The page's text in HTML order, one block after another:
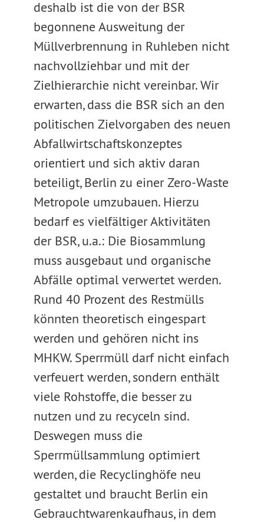
deshalb ist die von der BSR
begonnene Ausweitung der
Müllverbrennung in Ruhleben nicht
nachvollziehbar und mit der
Zielhierarchie nicht vereinbar. Wir
erwarten, dass die BSR sich an den
politischen Zielvorgaben des neuen
Abfallwirtschaftskonzeptes
orientiert und sich aktiv daran
beteiligt, Berlin zu einer Zero-Waste
Metropole umzubauen. Hierzu
bedarf es vielfältiger Aktivitäten
der BSR, u.a.: Die Biosammlung
muss ausgebaut und organische
Abfälle optimal verwertet werden.
Rund 40 Prozent des Restmülls
könnten theoretisch eingespart
werden und gehören nicht ins
MHKW. Sperrmüll darf nicht einfach
verfeuert werden, sondern enthält
viele Rohstoffe, die besser zu
nutzen und zu recyceln sind.
Deswegen muss die
Sperrmüllsammlung optimiert
werden, die Recyclinghöfe neu
gestaltet und braucht Berlin ein
Gebrauchtwarenkaufhaus, in dem